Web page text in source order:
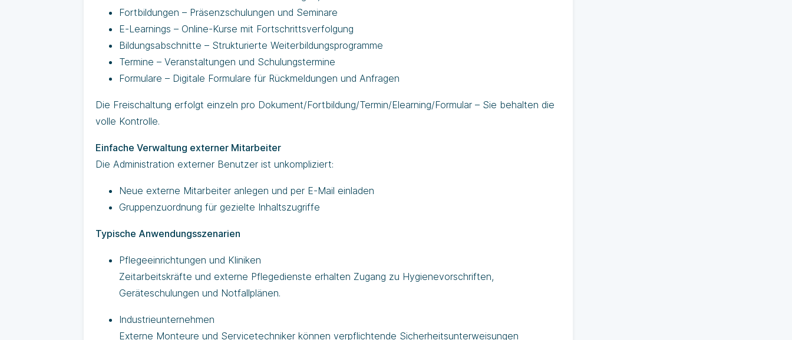
Fortbildungen – Präsenzschulungen und Seminare
E-Learnings – Online-Kurse mit Fortschrittsverfolgung
Bildungsabschnitte – Strukturierte Weiterbildungsprogramme
Termine – Veranstaltungen und Schulungstermine
Formulare – Digitale Formulare für Rückmeldungen und Anfragen
Die Freischaltung erfolgt einzeln pro Dokument/Fortbildung/Termin/Elearning/Formular – Sie behalten die
volle Kontrolle.
Einfache Verwaltung externer Mitarbeiter
Die Administration externer Benutzer ist unkompliziert:
Neue externe Mitarbeiter anlegen und per E-Mail einladen
Gruppenzuordnung für gezielte Inhaltszugriffe
Typische Anwendungsszenarien
Pflegeeinrichtungen und Kliniken
Zeitarbeitskräfte und externe Pflegedienste erhalten Zugang zu Hygienevorschriften,
Geräteschulungen und Notfallplänen.
Industrieunternehmen
Externe Monteure und Servicetechniker können verpflichtende Sicherheitsunterweisungen